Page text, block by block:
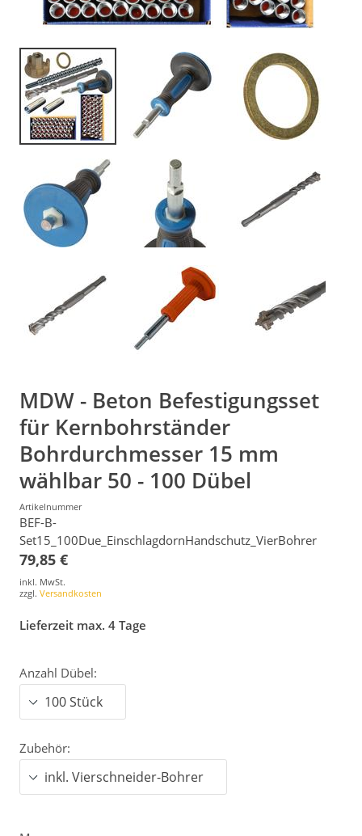
MDW - Beton Befestigungsset
für Kernbohrständer
Bohrdurchmesser 15 mm
wählbar 50 - 100 Dübel
Artikelnummer
BEF-B-
Set15_100Due_EinschlagdornHandschutz_VierBohrer
79,85 €
inkl. MwSt.
zzgl. Versandkosten
Lieferzeit max. 4 Tage
Anzahl Dübel:
Zubehör: